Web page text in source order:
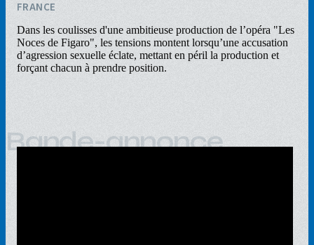
FRANCE
Dans les coulisses d'une ambitieuse production de l’opéra "Les
Noces de Figaro", les tensions montent lorsqu’une accusation
d’agression sexuelle éclate, mettant en péril la production et
forçant chacun à prendre position.
Bande-annonce